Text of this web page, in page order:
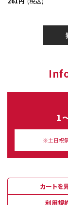
1
※土日祝
カートを
利用規